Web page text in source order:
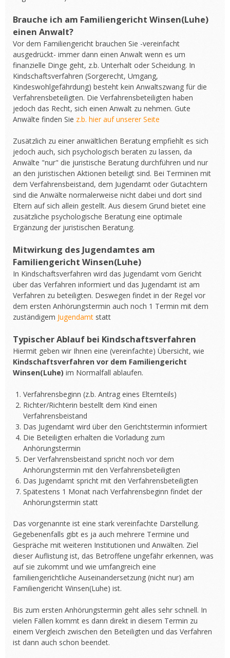
Brauche ich am Familiengericht Winsen(Luhe)
einen Anwalt?
Vor dem Familiengericht brauchen Sie -vereinfacht
ausgedrückt- immer dann einen Anwalt wenn es um
finanzielle Dinge geht, z.b. Unterhalt oder Scheidung. In
Kindschaftsverfahren (Sorgerecht, Umgang,
Kindeswohlgefährdung) besteht kein Anwaltszwang für die
Verfahrensbeteiligten. Die Verfahrensbeteiligten haben
jedoch das Recht, sich einen Anwalt zu nehmen. Gute
Anwälte finden Sie z.b. hier auf unserer Seite
Zusätzlich zu einer anwältlichen Beratung empfiehlt es sich
jedoch auch, sich psychologisch beraten zu lassen, da
Anwälte "nur" die juristische Beratung durchführen und nur
an den juristischen Aktionen beteiligt sind. Bei Terminen mit
dem Verfahrensbeistand, dem Jugendamt oder Gutachtern
sind die Anwälte normalerweise nicht dabei und dort sind
Eltern auf sich allein gestellt. Aus diesem Grund bietet eine
zusätzliche psychologische Beratung eine optimale
Ergänzung der juristischen Beratung.
Mitwirkung des Jugendamtes am
Familiengericht Winsen(Luhe)
In Kindschaftsverfahren wird das Jugendamt vom Gericht
über das Verfahren informiert und das Jugendamt ist am
Verfahren zu beteiligten. Deswegen findet in der Regel vor
dem ersten Anhörungstermin auch noch 1 Termin mit dem
zuständigem Jugendamt statt
Typischer Ablauf bei Kindschaftsverfahren
Hiermit geben wir Ihnen eine (vereinfachte) Übersicht, wie
Kindschaftsverfahren vor dem Familiengericht
Winsen(Luhe) im Normalfall ablaufen.
Verfahrensbeginn (z.b. Antrag eines Elternteils)
Richter/Richterin bestellt dem Kind einen
Verfahrensbeistand
Das Jugendamt wird über den Gerichtstermin informiert
Die Beteiligten erhalten die Vorladung zum
Anhörungstermin
Der Verfahrensbeistand spricht noch vor dem
Anhörungstermin mit den Verfahrensbeteiligten
Das Jugendamt spricht mit den Verfahrensbeteiligten
Spätestens 1 Monat nach Verfahrensbeginn findet der
Anhörungstermin statt
Das vorgenannte ist eine stark vereinfachte Darstellung.
Gegebenenfalls gibt es ja auch mehrere Termine und
Gespräche mit weiteren Institutionen und Anwälten. Ziel
dieser Auflistung ist, das Betroffene ungefähr erkennen, was
auf sie zukommt und wie umfangreich eine
familiengerichtliche Auseinandersetzung (nicht nur) am
Familiengericht Winsen(Luhe) ist.
Bis zum ersten Anhörungstermin geht alles sehr schnell. In
vielen Fällen kommt es dann direkt in diesem Termin zu
einem Vergleich zwischen den Beteiligten und das Verfahren
ist dann auch schon beendet.